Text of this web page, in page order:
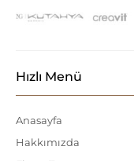
Hızlı Menü
Anasayfa
Hakkımızda